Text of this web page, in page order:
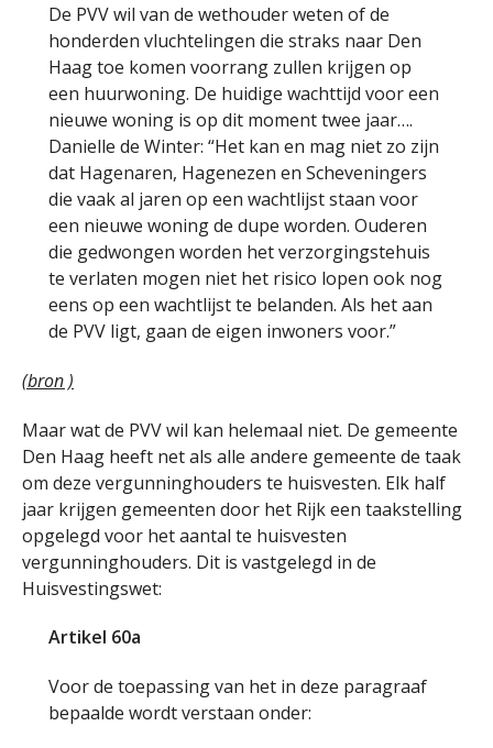
De PVV wil van de wethouder weten of de
honderden vluchtelingen die straks naar Den
Haag toe komen voorrang zullen krijgen op
een huurwoning. De huidige wachttijd voor een
nieuwe woning is op dit moment twee jaar….
Danielle de Winter: “Het kan en mag niet zo zijn
dat Hagenaren, Hagenezen en Scheveningers
die vaak al jaren op een wachtlijst staan voor
een nieuwe woning de dupe worden. Ouderen
die gedwongen worden het verzorgingstehuis
te verlaten mogen niet het risico lopen ook nog
eens op een wachtlijst te belanden. Als het aan
de PVV ligt, gaan de eigen inwoners voor.”
(bron )
Maar wat de PVV wil kan helemaal niet. De gemeente
Den Haag heeft net als alle andere gemeente de taak
om deze vergunninghouders te huisvesten. Elk half
jaar krijgen gemeenten door het Rijk een taakstelling
opgelegd voor het aantal te huisvesten
vergunninghouders. Dit is vastgelegd in de
Huisvestingswet:
Artikel 60a
Voor de toepassing van het in deze paragraaf
bepaalde wordt verstaan onder: